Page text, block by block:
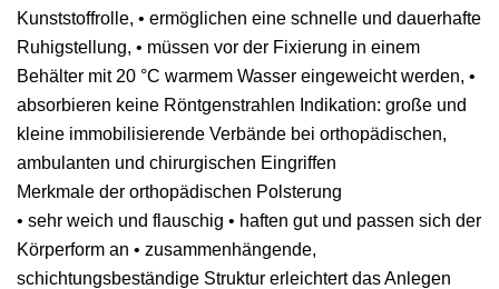
Kunststoffrolle, • ermöglichen eine schnelle und dauerhafte
Ruhigstellung, • müssen vor der Fixierung in einem
Behälter mit 20 °C warmem Wasser eingeweicht werden, •
absorbieren keine Röntgenstrahlen Indikation: große und
kleine immobilisierende Verbände bei orthopädischen,
ambulanten und chirurgischen Eingriffen
Merkmale der orthopädischen Polsterung
• sehr weich und flauschig • haften gut und passen sich der
Körperform an • zusammenhängende,
schichtungsbeständige Struktur erleichtert das Anlegen